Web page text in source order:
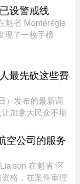
设警戒线
魁省 Montérégie
现了一枚手榴
最先砍这些费
）发布的最新调
加拿大民众不堪
Insurance）的
节 ...
空公司的服务
在魁省“区
格，在案件审理